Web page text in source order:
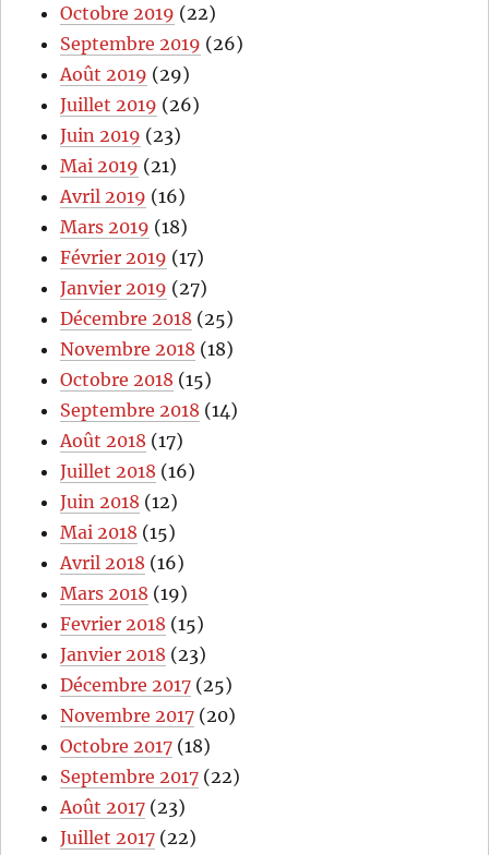
Octobre 2019 (22)
Septembre 2019 (26)
Août 2019 (29)
Juillet 2019 (26)
Juin 2019 (23)
Mai 2019 (21)
Avril 2019 (16)
Mars 2019 (18)
Février 2019 (17)
Janvier 2019 (27)
Décembre 2018 (25)
Novembre 2018 (18)
Octobre 2018 (15)
Septembre 2018 (14)
Août 2018 (17)
Juillet 2018 (16)
Juin 2018 (12)
Mai 2018 (15)
Avril 2018 (16)
Mars 2018 (19)
Fevrier 2018 (15)
Janvier 2018 (23)
Décembre 2017 (25)
Novembre 2017 (20)
Octobre 2017 (18)
Septembre 2017 (22)
Août 2017 (23)
Juillet 2017 (22)